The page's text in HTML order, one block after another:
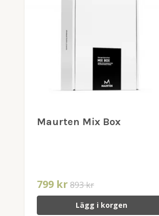
Maurten Mix Box
799 kr 893 kr
Lägg i korgen